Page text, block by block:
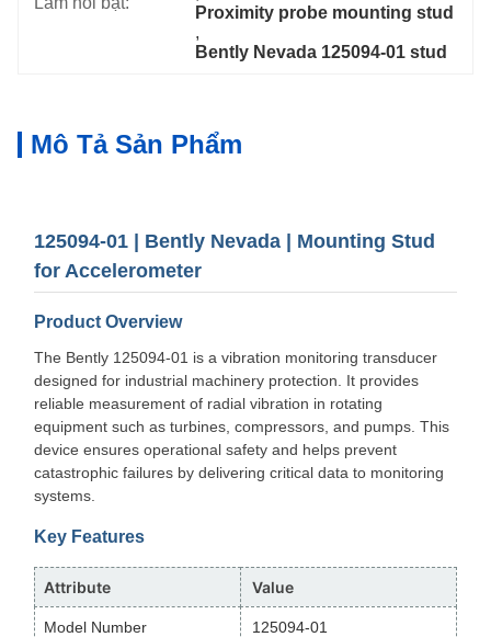
Proximity probe mounting stud
,
Bently Nevada 125094-01 stud
Mô Tả Sản Phẩm
125094-01 | Bently Nevada | Mounting Stud
for Accelerometer
Product Overview
The Bently 125094-01 is a vibration monitoring transducer
designed for industrial machinery protection. It provides
reliable measurement of radial vibration in rotating
equipment such as turbines, compressors, and pumps. This
device ensures operational safety and helps prevent
catastrophic failures by delivering critical data to monitoring
systems.
Key Features
Attribute Value
Model Number 125094-01